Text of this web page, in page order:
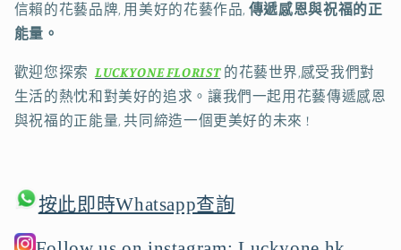
信賴的花藝品牌, 用美好的花藝作品, 傳遞感恩與祝福的正
能量。
歡迎您探索 LUCKYONE FLORIST 的花藝世界,感受我們對
生活的熱忱和對美好的追求。讓我們一起用花藝傳遞感恩
與祝福的正能量, 共同締造一個更美好的未來 !
按此即時Whatsapp查詢